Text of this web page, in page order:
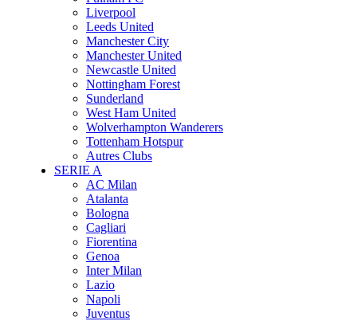
Liverpool
Leeds United
Manchester City
Manchester United
Newcastle United
Nottingham Forest
Sunderland
West Ham United
Wolverhampton Wanderers
Tottenham Hotspur
Autres Clubs
SERIE A
AC Milan
Atalanta
Bologna
Cagliari
Fiorentina
Genoa
Inter Milan
Lazio
Napoli
Juventus